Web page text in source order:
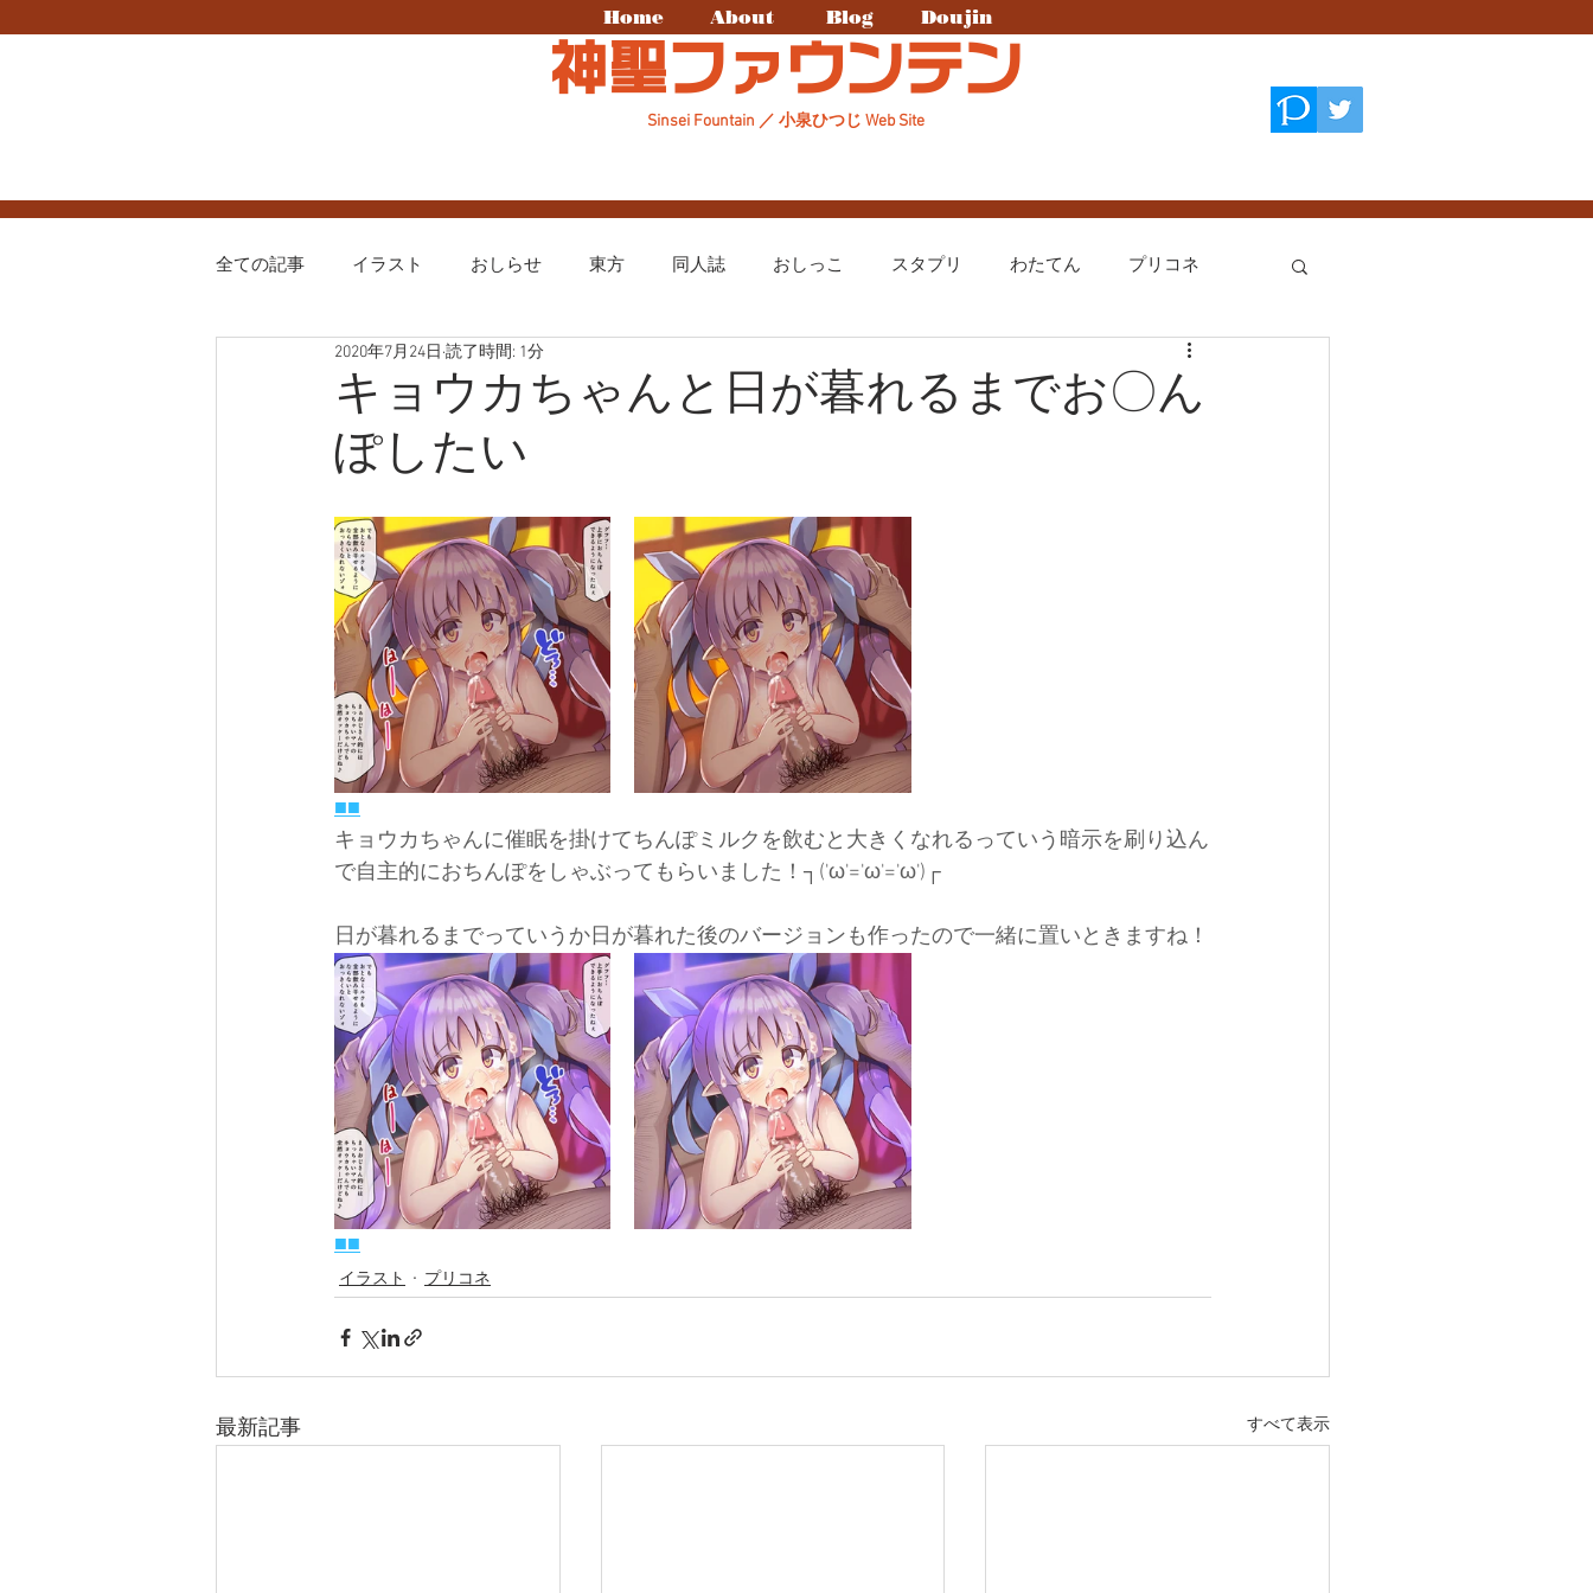
Home About Blog Doujin
神聖ファウンテン
Sinsei Fountain ／ 小泉ひつじ Web Site
全ての記事 イラスト おしらせ 東方 同人誌 おしっこ スタプリ わたてん プリコネ
プリキュア まちカドまぞく
キョウカちゃんと日が暮れるまでお〇ん
ぽしたい
2020年7月24日 読了時間: 1分
■■
キョウカちゃんに催眠を掛けてちんぽミルクを飲むと大きくなれるっていう暗示を刷り込ん
で自主的におちんぽをしゃぶってもらいました！┐('ω'='ω'='ω')┌
日が暮れるまでっていうか日が暮れた後のバージョンも作ったので一緒に置いときますね！
■■
イラスト プリコネ
最新記事 すべて表示